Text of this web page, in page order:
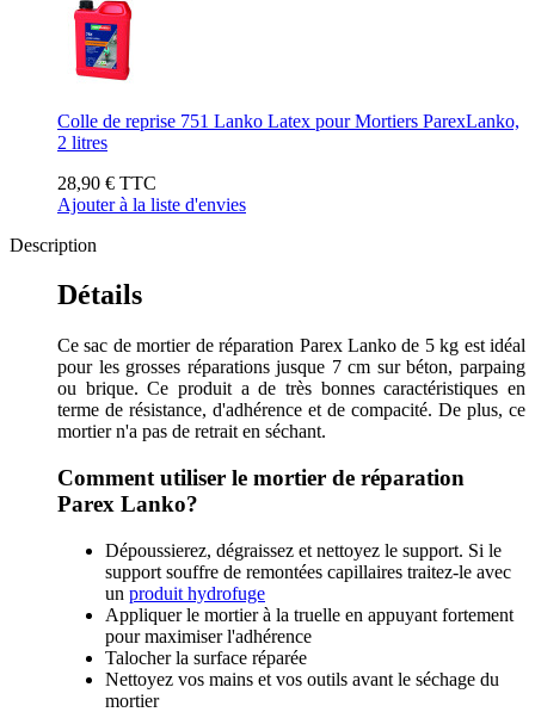
Colle de reprise 751 Lanko Latex pour Mortiers ParexLanko,
2 litres
28,90 € TTC
Ajouter à la liste d'envies
Description
Détails
Ce sac de mortier de réparation Parex Lanko de 5 kg est idéal
pour les grosses réparations jusque 7 cm sur béton, parpaing
ou brique. Ce produit a de très bonnes caractéristiques en
terme de résistance, d'adhérence et de compacité. De plus, ce
mortier n'a pas de retrait en séchant.
Comment utiliser le mortier de réparation
Parex Lanko?
Dépoussierez, dégraissez et nettoyez le support. Si le
support souffre de remontées capillaires traitez-le avec
un produit hydrofuge
Appliquer le mortier à la truelle en appuyant fortement
pour maximiser l'adhérence
Talocher la surface réparée
Nettoyez vos mains et vos outils avant le séchage du
mortier